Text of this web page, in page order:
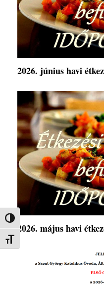
Nagy kontraszt váltása
Betűméret váltása
2026. június havi
2026. május havi